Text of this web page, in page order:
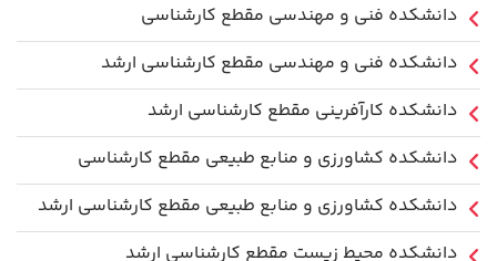
دانشکده فنی و مهندسی مقطع کارشناسی
دانشکده فنی و مهندسی مقطع کارشناسی ارشد
دانشکده کارآفرینی مقطع کارشناسی ارشد
دانشکده کشاورزی و منابع طبیعی مقطع کارشناسی
دانشکده کشاورزی و منابع طبیعی مقطع کارشناسی ارشد
دانشکده محیط زیست مقطع کارشناسی ارشد